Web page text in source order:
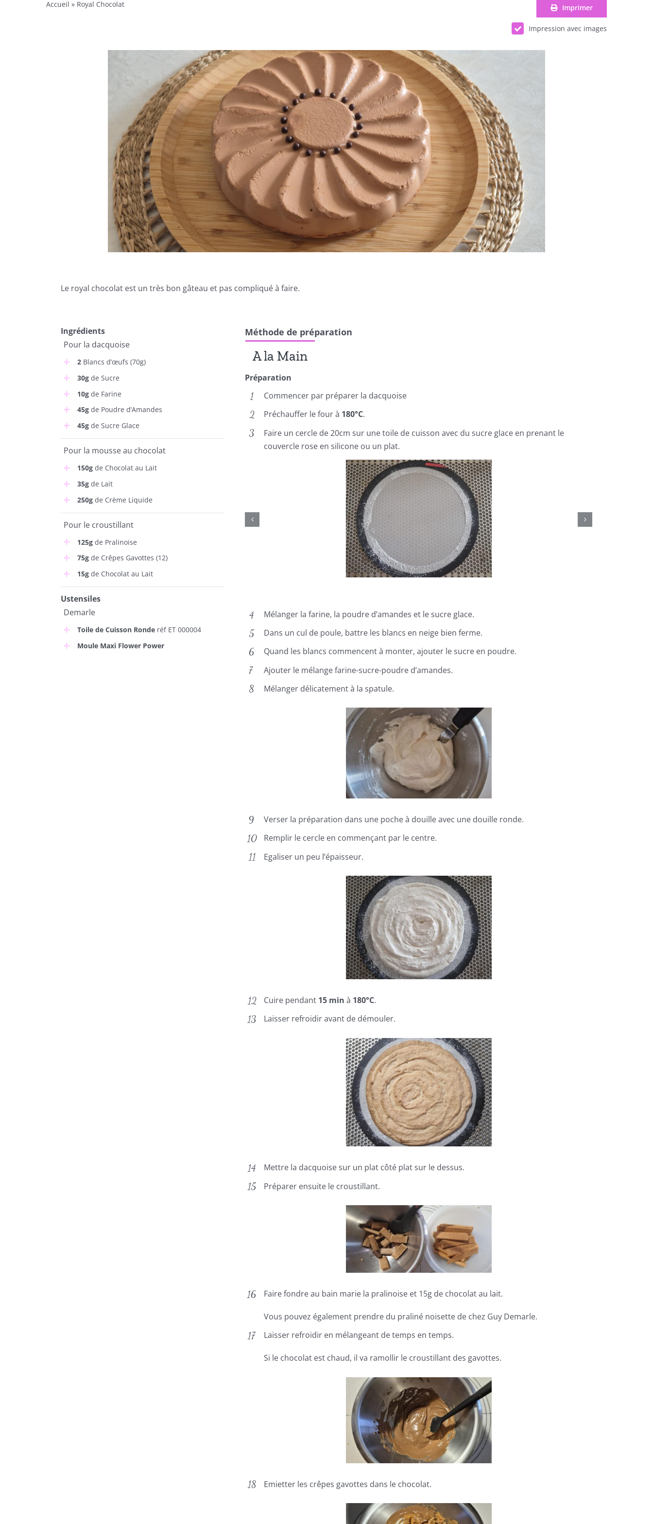
Accueil » Royal Chocolat Imprimer
Impression avec images
Le royal chocolat est un très bon gâteau et pas compliqué à faire.
Ingrédients
Pour la dacquoise
2Blancs d’œufs (70g)
30gde Sucre
10gde Farine
45gde Poudre d’Amandes
45gde Sucre Glace
Pour la mousse au chocolat
150gde Chocolat au Lait
35gde Lait
250gde Crème Liquide
Pour le croustillant
125gde Pralinoise
75gde Crêpes Gavottes (12)
15gde Chocolat au Lait
Ustensiles
Demarle
Toile de Cuisson Ronde réf ET 000004
Moule Maxi Flower Power
Méthode de préparation
A la Main
Préparation
Commencer par préparer la dacquoise
Préchauffer le four à 180°C.
Faire un cercle de 20cm sur une toile de cuisson avec du sucre glace en prenant le
couvercle rose en silicone ou un plat.
Mélanger la farine, la poudre d’amandes et le sucre glace.
Dans un cul de poule, battre les blancs en neige bien ferme.
Quand les blancs commencent à monter, ajouter le sucre en poudre.
Ajouter le mélange farine-sucre-poudre d’amandes.
Mélanger délicatement à la spatule.
Verser la préparation dans une poche à douille avec une douille ronde.
Remplir le cercle en commençant par le centre.
Egaliser un peu l’épaisseur.
Cuire pendant 15 min à 180°C.
Laisser refroidir avant de démouler.
Mettre la dacquoise sur un plat côté plat sur le dessus.
Préparer ensuite le croustillant.
Faire fondre au bain marie la pralinoise et 15g de chocolat au lait.
Vous pouvez également prendre du praliné noisette de chez Guy Demarle.
Laisser refroidir en mélangeant de temps en temps.
Si le chocolat est chaud, il va ramollir le croustillant des gavottes.
Emietter les crêpes gavottes dans le chocolat.